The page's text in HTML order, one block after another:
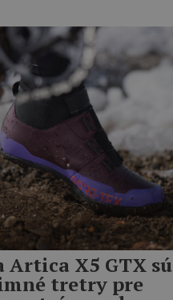
X5 GTX sú
tretry pre